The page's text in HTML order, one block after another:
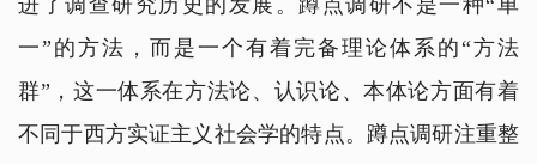
进了调查研究历史的发展。蹲点调研不是一种“单
一”的方法，而是一个有着完备理论体系的“方法
群”，这一体系在方法论、认识论、本体论方面有着
不同于西方实证主义社会学的特点。蹲点调研注重整